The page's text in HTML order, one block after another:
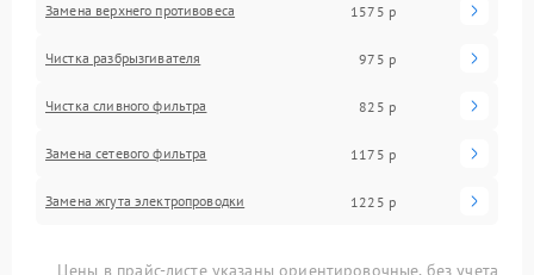
Замена верхнего противовеса 1575 р
Чистка разбрызгивателя 975 р
Чистка сливного фильтра 825 р
Замена сетевого фильтра 1175 р
Замена жгута электропроводки 1225 р
Цены в прайс-листе указаны ориентировочные, без учета